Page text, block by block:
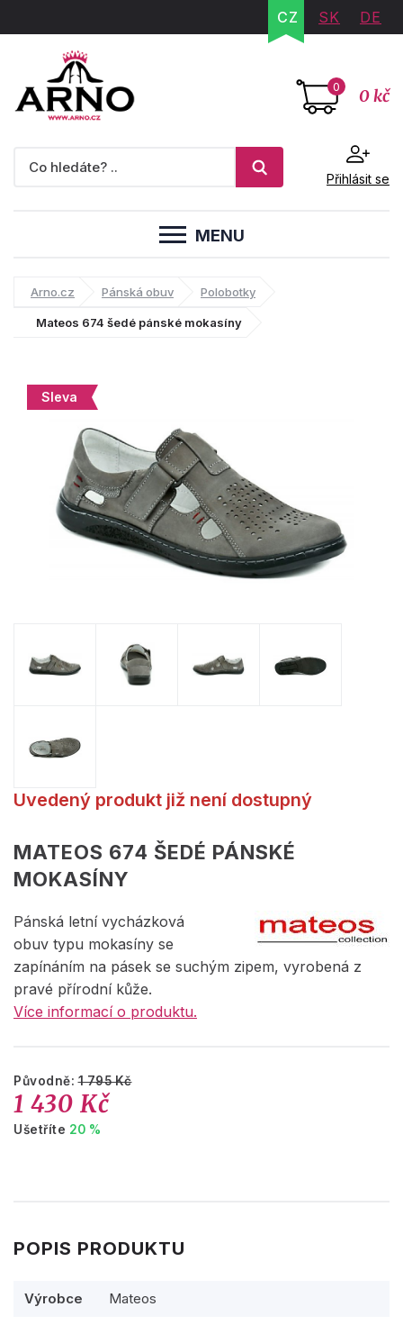
CZ SK DE
0 0 kč
Přihlásit se
MENU
Arno.cz Pánská obuv Polobotky
Mateos 674 šedé pánské mokasíny
Sleva
Uvedený produkt již není dostupný
MATEOS 674 ŠEDÉ PÁNSKÉ
MOKASÍNY
Pánská letní vycházková
obuv typu mokasíny se
zapínáním na pásek se suchým zipem, vyrobená z
pravé přírodní kůže.
Více informací o produktu.
Původně:1 795 Kč
1 430 Kč
Ušetříte 20 %
POPIS PRODUKTU
Výrobce Mateos